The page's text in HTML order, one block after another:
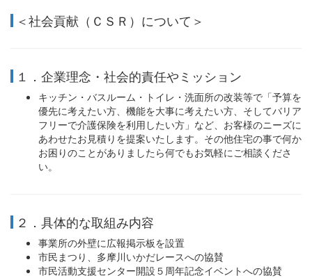
＜社会貢献（ＣＳＲ）について＞
１．企業理念・社会的責任やミッション
キッチン・バスルーム・トイレ・洗面所の改装等で「予算を
優先に考えたい方、機能を大事に考えたい方、そしてバリア
フリーで介護保険を利用したい方」など、お客様のニーズに
あわせたお見積りを提案いたします。その他住宅の事で何か
お困りのことがありましたら何でもお気軽にご相談くださ
い。
２．具体的な取組み内容
事業所の外壁に広報掲示板を設置
市民まつり、多摩川いかだレースへの協賛
市民活動支援センター開設５周年記念イベントへの協賛